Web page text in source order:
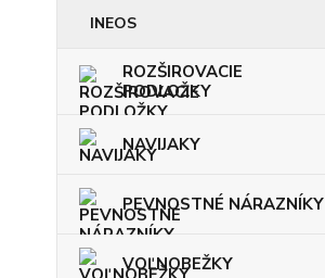
INEOS
ROZŠIROVACIE
PODLOŽKY
NAVIJAKY
PEVNOSTNÉ NÁRAZNÍKY
VOĽNOBEŽKY